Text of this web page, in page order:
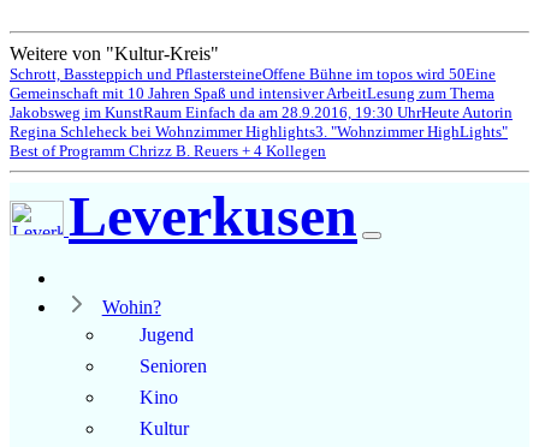
Weitere von "Kultur-Kreis"
Schrott, Bassteppich und PflastersteineOffene Bühne im topos wird 50Eine
Gemeinschaft mit 10 Jahren Spaß und intensiver ArbeitLesung zum Thema
Jakobsweg im KunstRaum Einfach da am 28.9.2016, 19:30 UhrHeute Autorin
Regina Schleheck bei Wohnzimmer Highlights3. "Wohnzimmer HighLights"
Best of Programm Chrizz B. Reuers + 4 Kollegen
Leverkusen
Wohin?
Jugend
Senioren
Kino
Kultur